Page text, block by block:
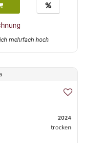
mehrfach hoch
2024
trocken